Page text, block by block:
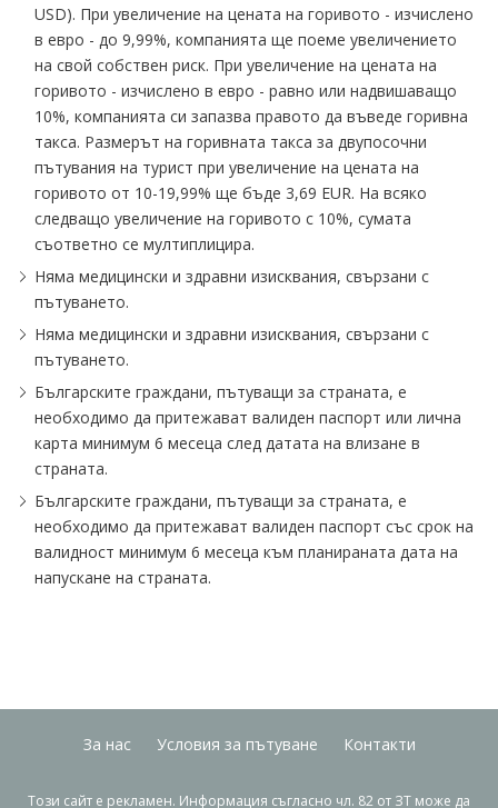
USD). При увеличение на цената на горивото - изчислено
в евро - до 9,99%, компанията ще поеме увеличението
на свой собствен риск. При увеличение на цената на
горивото - изчислено в евро - равно или надвишаващо
10%, компанията си запазва правото да въведе горивна
такса. Размерът на горивната такса за двупосочни
пътувания на турист при увеличение на цената на
горивото от 10-19,99% ще бъде 3,69 EUR. На всяко
следващо увеличение на горивото с 10%, сумата
съответно се мултиплицира.
Няма медицински и здравни изисквания, свързани с
пътуването.
Няма медицински и здравни изисквания, свързани с
пътуването.
Българските граждани, пътуващи за страната, е
необходимо да притежават валиден паспорт или лична
карта минимум 6 месеца след датата на влизане в
страната.
Българските граждани, пътуващи за страната, е
необходимо да притежават валиден паспорт със срок на
валидност минимум 6 месеца към планираната дата на
напускане на страната.
За нас Условия за пътуване Контакти
Този сайт е рекламен. Информация съгласно чл. 82 от ЗТ може да